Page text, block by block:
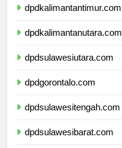
dpdkalimantantimur.com
dpdkalimantanutara.com
dpdsulawesiutara.com
dpdgorontalo.com
dpdsulawesitengah.com
dpdsulawesibarat.com